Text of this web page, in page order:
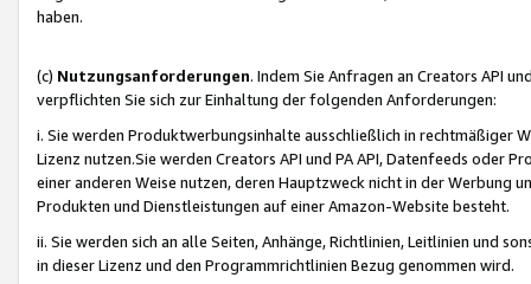
haben.
(c) Nutzungsanforderungen. Indem Sie Anfragen an Creators API
verpflichten Sie sich zur Einhaltung der folgenden Anforderungen:
i. Sie werden Produktwerbungsinhalte ausschließlich in rechtmäßiger
Lizenz nutzen.Sie werden Creators API und PA API, Datenfeeds oder
einer anderen Weise nutzen, deren Hauptzweck nicht in der Werbung
Produkten und Dienstleistungen auf einer Amazon-Website besteht.
ii. Sie werden sich an alle Seiten, Anhänge, Richtlinien, Leitlinien und
in dieser Lizenz und den Programmrichtlinien Bezug genommen wird.